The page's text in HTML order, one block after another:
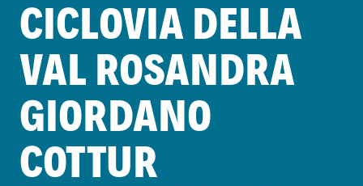
CICLOVIA DELLA
VAL ROSANDRA
GIORDANO
COTTUR